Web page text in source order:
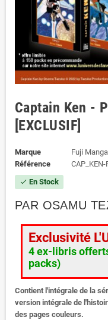
Captain Ken -
[EXCLUSIF]
Marque
Fuji Manga
Référence
CAP_KEN-
check En Stock
PAR OSAMU
Exclusivité
4 ex-libris
packs)
Contient l'intégrale de la
version intégrale de
des pages couleurs.